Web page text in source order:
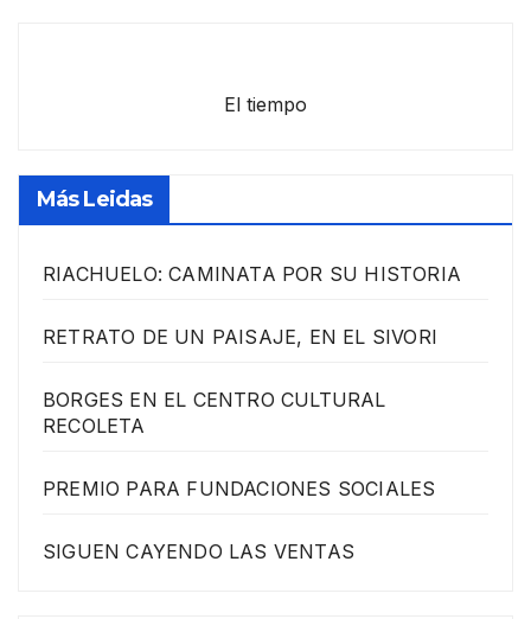
El tiempo
Más Leidas
RIACHUELO: CAMINATA POR SU HISTORIA
RETRATO DE UN PAISAJE, EN EL SIVORI
BORGES EN EL CENTRO CULTURAL
RECOLETA
PREMIO PARA FUNDACIONES SOCIALES
SIGUEN CAYENDO LAS VENTAS